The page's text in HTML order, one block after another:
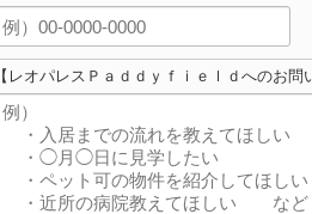
【レオパレスＰａｄｄｙｆｉｅｌｄへのお問